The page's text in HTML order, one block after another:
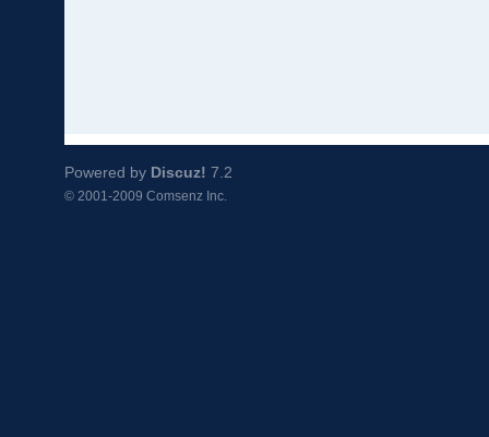
Powered by Discuz! 7.2
© 2001-2009 Comsenz Inc.